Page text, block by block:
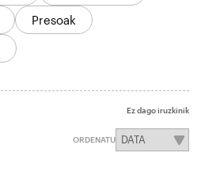
Presoak
Ez dago iruzkinik
ORDENATU